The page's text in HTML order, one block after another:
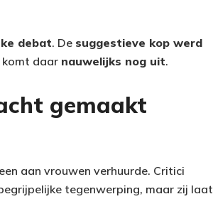
debat. De suggestieve kop werd
daar nauwelijks nog uit.
gemaakt
aan vrouwen verhuurde. Critici
tegenwerping, maar zij laat